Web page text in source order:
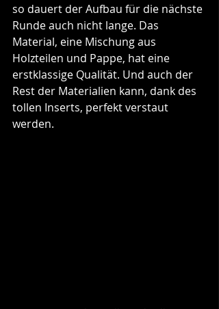
so dauert der Aufbau für die nächste
Runde auch nicht lange. Das
Material, eine Mischung aus
Holzteilen und Pappe, hat eine
erstklassige Qualität. Und auch der
Rest der Materialien kann, dank des
tollen Inserts, perfekt verstaut
werden.